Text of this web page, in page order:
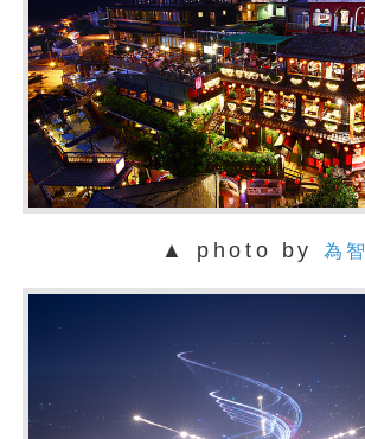
▲ photo by 為智